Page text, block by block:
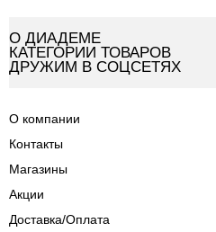
О ДИАДЕМЕ
КАТЕГОРИИ ТОВАРОВ
ДРУЖИМ В СОЦСЕТЯХ
О компании
Контакты
Магазины
Акции
Доставка/Оплата